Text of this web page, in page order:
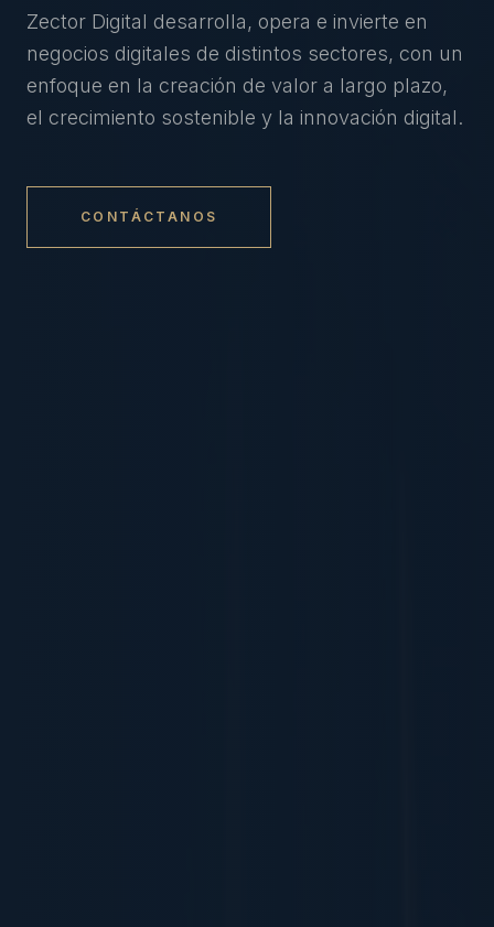
Zector Digital desarrolla, opera e invierte en
negocios digitales de distintos sectores, con un
enfoque en la creación de valor a largo plazo,
el crecimiento sostenible y la innovación digital.
CONTÁCTANOS